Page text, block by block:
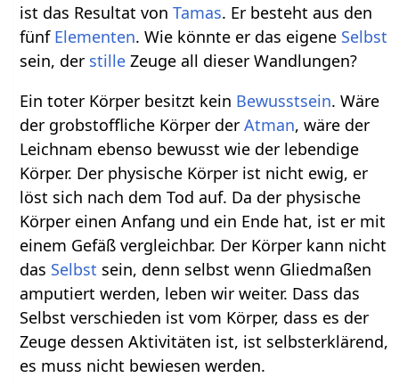
ist das Resultat vonTamas. Er besteht aus den
fünf Elementen. Wie könnte er das eigene Selbst
sein, der stille Zeuge all dieser Wandlungen?
Ein toter Körper besitzt kein Bewusstsein. Wäre
der grobstoffliche Körper derAtman, wäre der
Leichnam ebenso bewusst wie der lebendige
Körper. Der physische Körper ist nicht ewig, er
löst sich nach dem Tod auf. Da der physische
Körper einen Anfang und ein Ende hat, ist er mit
einem Gefäß vergleichbar. Der Körper kann nicht
das Selbst sein, denn selbst wenn Gliedmaßen
amputiert werden, leben wir weiter. Dass das
Selbst verschieden ist vom Körper, dass es der
Zeuge dessen Aktivitäten ist, ist selbsterklärend,
es muss nicht bewiesen werden.